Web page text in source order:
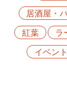
居酒屋・
紅葉
ラ
イベン